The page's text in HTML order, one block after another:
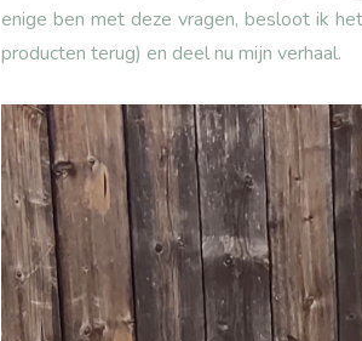
enige ben met deze vragen, besloot ik
producten terug) en deel nu mijn verhaal.